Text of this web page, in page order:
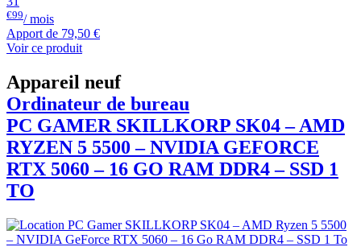
€99/ mois
Apport de 79,50 €
Voir ce produit
Appareil neuf
Ordinateur de bureau
PC GAMER SKILLKORP SK04 – AMD
RYZEN 5 5500 – NVIDIA GEFORCE
RTX 5060 – 16 GO RAM DDR4 – SSD 1
TO